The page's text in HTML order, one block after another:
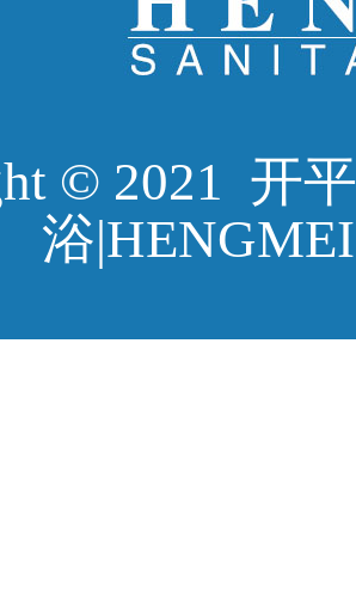
© 2021 开
浴